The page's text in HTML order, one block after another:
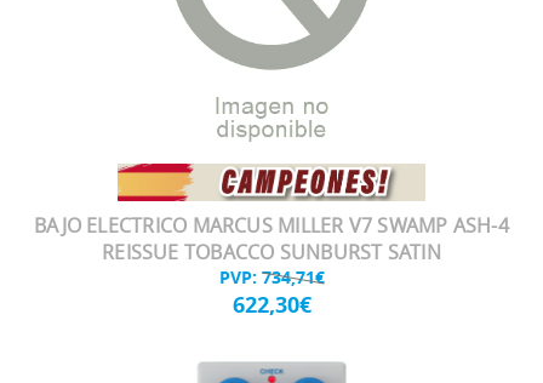
BAJO ELECTRICO MARCUS MILLER V7 SWAMP ASH-4
REISSUE TOBACCO SUNBURST SATIN
PVP: 734,71€
622,30€